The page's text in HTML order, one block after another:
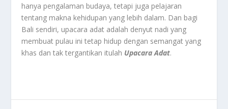
hanya pengalaman budaya, tetapi juga pelajaran
tentang makna kehidupan yang lebih dalam. Dan bagi
Bali sendiri, upacara adat adalah denyut nadi yang
membuat pulau ini tetap hidup dengan semangat yang
khas dan tak tergantikan itulah Upacara Adat.